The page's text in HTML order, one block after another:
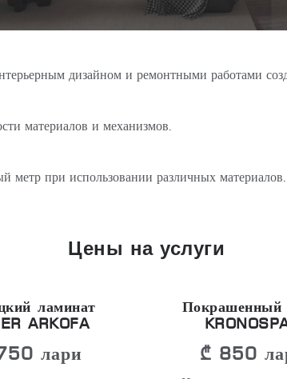
дизайном и ремонтными работами
материалов и механизмов.
метр при использовании различных материалов.
Цены на услуги
ламинат
ARKOFA
лари
Покрашенный
₾ 850